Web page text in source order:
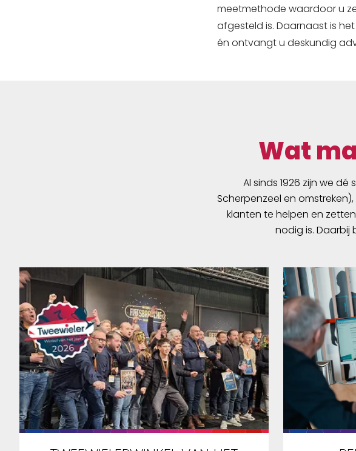
meetmethode waardoor u
afgesteld is. Daarnaast is
én ontvangt u deskundig
Wat
Al sinds 1926 zijn we
Scherpenzeel en
klanten te helpen en
nodig is. Daarbij